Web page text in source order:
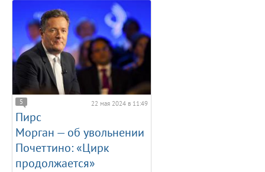
5 22 мая 2024 в 11:49
Пирс
Морган — об увольнении
Почеттино: «Цирк
продолжается»